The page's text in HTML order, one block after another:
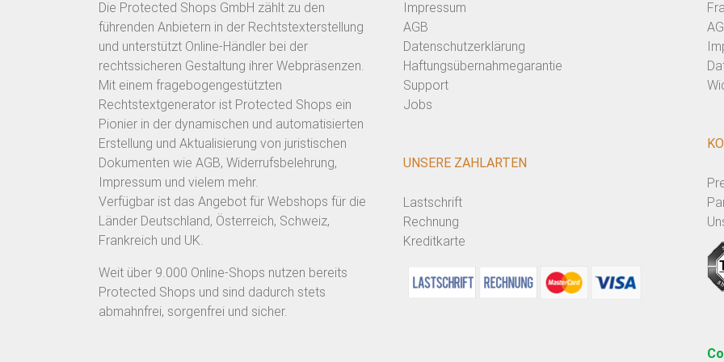
Die Protected Shops GmbH zählt zu den
führenden Anbietern in der Rechtstexterstellung
und unterstützt Online-Händler bei der
rechtssicheren Gestaltung ihrer Webpräsenzen.
Mit einem fragebogengestützten
Rechtstextgenerator ist Protected Shops ein
Pionier in der dynamischen und automatisierten
Erstellung und Aktualisierung von juristischen
Dokumenten wie AGB, Widerrufsbelehrung,
Impressum und vielem mehr.
Verfügbar ist das Angebot für Webshops für die
Länder Deutschland, Österreich, Schweiz,
Frankreich und UK.
Weit über 9.000 Online-Shops nutzen bereits
Protected Shops und sind dadurch stets
abmahnfrei, sorgenfrei und sicher.
Impressum
AGB
Datenschutzerklärung
Haftungsübernahmegarantie
Support
Jobs
UNSERE ZAHLARTEN
Lastschrift
Rechnung
Kreditkarte